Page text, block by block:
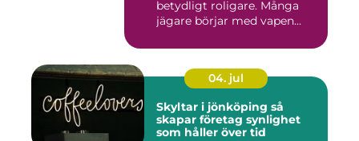
betydligt roligare. Många
jägare börjar med vapen...
04. jul
Skyltar i jönköping så
skapar företag synlighet
som håller över tid